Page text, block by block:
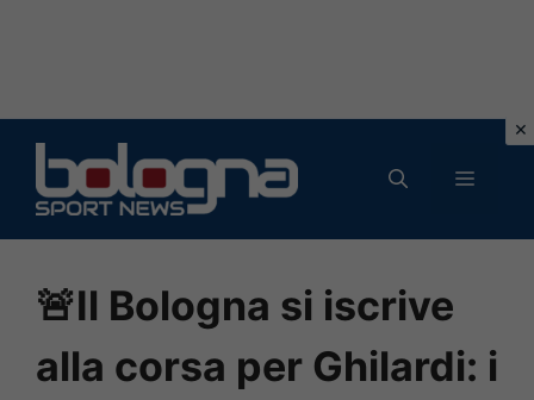
contenuto
MENU
🚨Il Bologna si iscrive
alla corsa per Ghilardi: i